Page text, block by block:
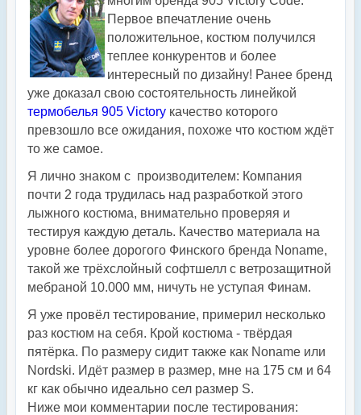
Первое впечатление очень
положительное, костюм получился
теплее конкурентов и более
интересный по дизайну! Ранее бренд
уже доказал свою состоятельность линейкой
термобелья 905 Victory качество которого
превзошло все ожидания, похоже что костюм ждёт
то же самое.
Я лично знаком с производителем: Компания
почти 2 года трудилась над разработкой этого
лыжного костюма, внимательно проверяя и
тестируя каждую деталь. Качество материала на
уровне более дорогого Финского бренда Noname,
такой же трёхслойный софтшелл с ветрозащитной
мебраной 10.000 мм, ничуть не уступая Финам.
Я уже провёл тестирование, примерил несколько
раз костюм на себя. Крой костюма - твёрдая
пятёрка. По размеру сидит также как Noname или
Nordski. Идёт размер в размер, мне на 175 см и 64
кг как обычно идеально сел размер S.
Ниже мои комментарии после тестирования: